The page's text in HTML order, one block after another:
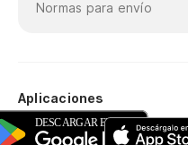
Normas para envío
Aplicaciones